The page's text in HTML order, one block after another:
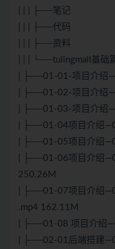
| | | ├──笔记
| | | ├──代码
| | | ├──资料
| | | └──tulingmall基础
| ├──01-01-项目介绍
| ├──01-02-项目介绍
| ├──01-03-项目介绍
| ├──01-04项目介绍
| ├──01-05项目介绍
| ├──01-06项目介绍
250.26M
| ├──01-07项目介绍
.mp4 162.11M
| ├──01-08 项目介绍
| ├──02-01后端搭建